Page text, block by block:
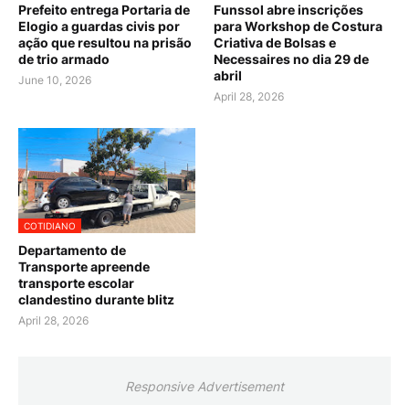
Prefeito entrega Portaria de
Elogio a guardas civis por
ação que resultou na prisão
de trio armado
June 10, 2026
Funssol abre inscrições
para Workshop de Costura
Criativa de Bolsas e
Necessaires no dia 29 de
abril
April 28, 2026
COTIDIANO
Departamento de
Transporte apreende
transporte escolar
clandestino durante blitz
April 28, 2026
Responsive Advertisement